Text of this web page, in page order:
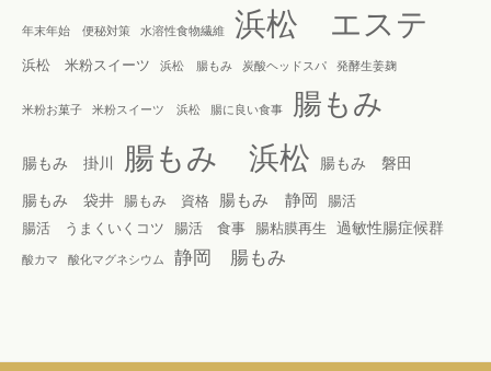
年末年始 便秘対策 水溶性食物繊維 浜松 エステ
浜松 米粉スイーツ 浜松 腸もみ 炭酸ヘッドスパ 発酵生姜麹
米粉お菓子 米粉スイーツ 浜松 腸に良い食事 腸もみ
腸もみ 掛川 腸もみ 浜松 腸もみ 磐田
腸もみ 袋井 腸もみ 資格 腸もみ 静岡
腸活
腸活 うまくいくコツ
腸活 食事 腸粘膜再生 過敏性腸症候群
酸カマ 酸化マグネシウム 静岡 腸もみ